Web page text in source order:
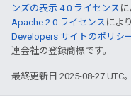
ンズの表示 4.0 ライセンス
Apache 2.0 ライセンス によ
Developers サイトのポリシ
連会社の登録商標です。
最終更新日 2025-08-27 UTC。